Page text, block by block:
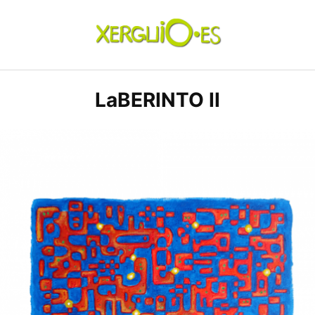
xerguio.ES | ilustración
LaBERINTO II